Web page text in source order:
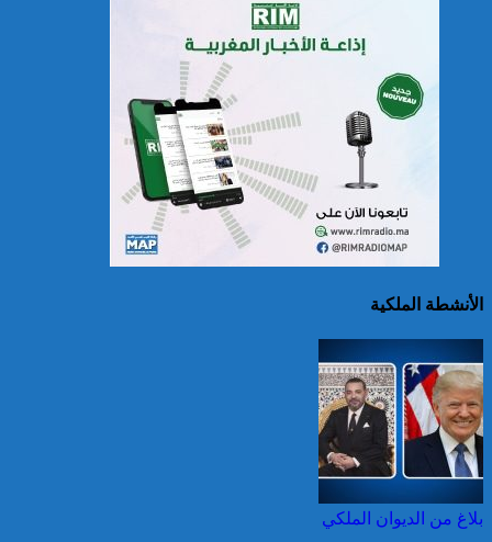
حرائق الغابات : الاتحاد
الأوروبي يعبئ إمكانياته
لدعم فرنسا والبرتغال
25 قتيلا و2823 جريحا
حصيلة حوادث السير
بالمناطق الحضرية خلال
الأسبوع المنصرم
الأنشطة الملكية
بلاغ من الديوان الملكي